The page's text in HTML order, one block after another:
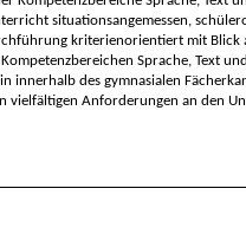
situationsangemessen,
kriterienorientiert mit
Sprache, Text
innerhalb des gymnasialen
vielfältigen Anforderungen an den